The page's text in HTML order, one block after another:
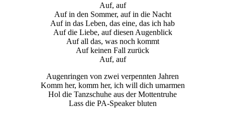
Auf, auf
Auf in den Sommer, auf in die Nacht
Auf in das Leben, das eine, das ich hab
Auf die Liebe, auf diesen Augenblick
Auf all das, was noch kommt
Auf keinen Fall zurück
Auf, auf
Augenringen von zwei verpennten Jahren
Komm her, komm her, ich will dich umarmen
Hol die Tanzschuhe aus der Mottentruhe
Lass die PA-Speaker bluten